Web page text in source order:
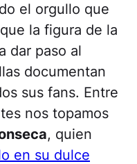
el orgullo que
la figura de la
dar paso al
documentan
sus fans. Entre
nos topamos
, quien
en su dulce